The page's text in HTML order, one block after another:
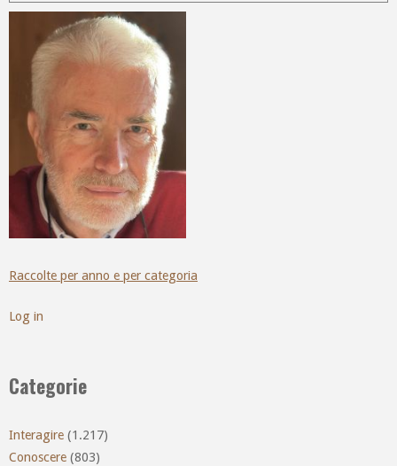
Raccolte per anno e per categoria
Log in
Categorie
Interagire (1.217)
Conoscere (803)